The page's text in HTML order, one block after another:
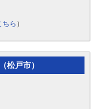
ちら ）
松戸市）